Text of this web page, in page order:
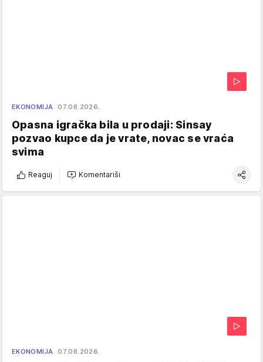
EKONOMIJA 07.08.2026.
Opasna igračka bila u prodaji: Sinsay
pozvao kupce da je vrate, novac se vraća
svima
Reaguj Komentariši
EKONOMIJA 07.08.2026.